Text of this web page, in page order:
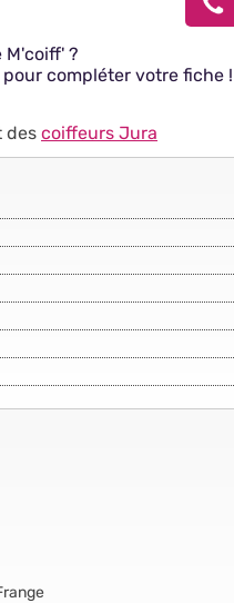
M'coiff' ?
pour compléter votre fiche !
des coiffeurs Jura